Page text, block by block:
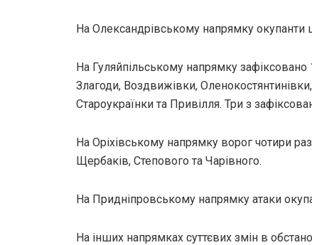
На Олександрівському напрямку
На Гуляйпільському напрямку зафіксовано
Злагоди, Воздвижівки,
Староукраїнки та Привілля. Три з
На Оріхівському напрямку ворог чотири
Щербаків, Степового та Чарівного.
На Придніпровському напрямку атаки
На інших напрямках суттєвих змін в